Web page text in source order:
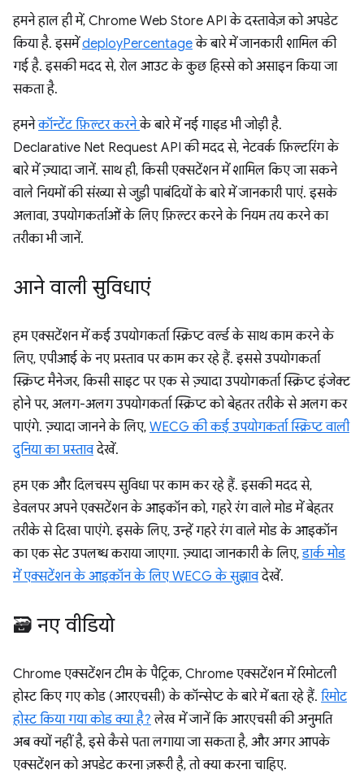
हमने हाल ही में, Chrome Web Store API के दस्तावेज़ को अपडेट
किया है. इसमेंdeployPercentageके बारे में जानकारी शामिल की
गई है. इसकी मदद से, रोल आउट के कुछ हिस्से को असाइन किया जा
सकता है.
हमनेकॉन्टेंट फ़िल्टर करनेके बारे में नई गाइड भी जोड़ी है.
Declarative Net Request API की मदद से, नेटवर्क फ़िल्टरिंग के
बारे में ज़्यादा जानें. साथ ही, किसी एक्सटेंशन में शामिल किए जा सकने
वाले नियमों की संख्या से जुड़ी पाबंदियों के बारे में जानकारी पाएं. इसके
अलावा, उपयोगकर्ताओं के लिए फ़िल्टर करने के नियम तय करने का
तरीका भी जानें.
आने वाली सुविधाएं
हम एक्सटेंशन में कई उपयोगकर्ता स्क्रिप्ट वर्ल्ड के साथ काम करने के
लिए, एपीआई के नए प्रस्ताव पर काम कर रहे हैं. इससे उपयोगकर्ता
स्क्रिप्ट मैनेजर, किसी साइट पर एक से ज़्यादा उपयोगकर्ता स्क्रिप्ट इंजेक्ट
होने पर, अलग-अलग उपयोगकर्ता स्क्रिप्ट को बेहतर तरीके से अलग कर
पाएंगे. ज़्यादा जानने के लिए, WECG की कई उपयोगकर्ता स्क्रिप्ट वाली
दुनिया का प्रस्तावदेखें.
हम एक और दिलचस्प सुविधा पर काम कर रहे हैं. इसकी मदद से,
डेवलपर अपने एक्सटेंशन के आइकॉन को, गहरे रंग वाले मोड में बेहतर
तरीके से दिखा पाएंगे. इसके लिए, उन्हें गहरे रंग वाले मोड के आइकॉन
का एक सेट उपलब्ध कराया जाएगा. ज़्यादा जानकारी के लिए,डार्क मोड
में एक्सटेंशन के आइकॉन के लिए WECG के सुझावदेखें.
🗃️ नए वीडियो
Chrome एक्सटेंशन टीम के पैट्रिक, Chrome एक्सटेंशन में रिमोटली
होस्ट किए गए कोड (आरएचसी) के कॉन्सेप्ट के बारे में बता रहे हैं. रिमोट
होस्ट किया गया कोड क्या है? लेख में जानें कि आरएचसी की अनुमति
अब क्यों नहीं है, इसे कैसे पता लगाया जा सकता है, और अगर आपके
एक्सटेंशन को अपडेट करना ज़रूरी है, तो क्या करना चाहिए.